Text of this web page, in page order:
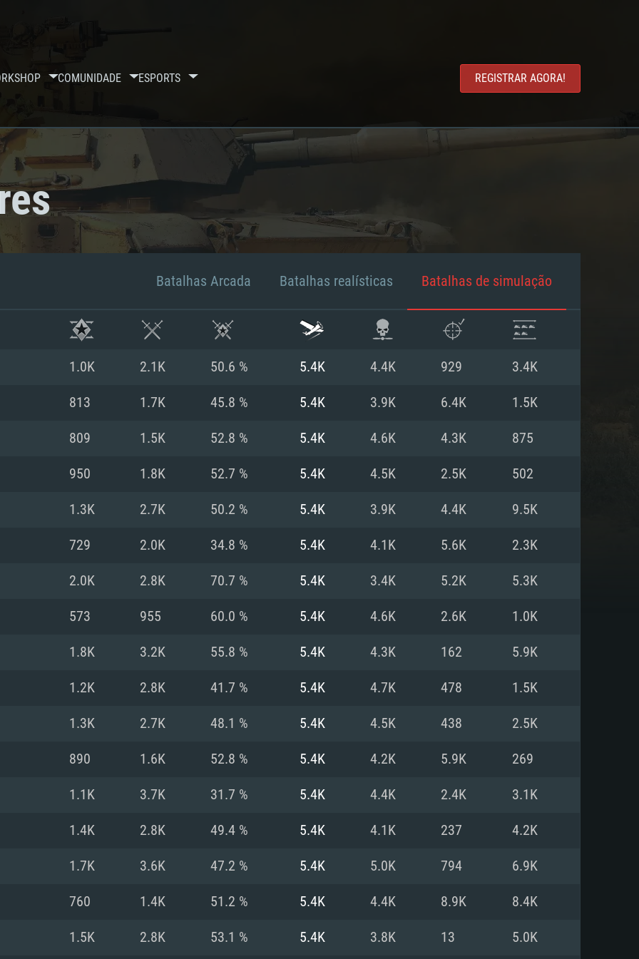
COMUNIDADE ESPORTS REGISTRAR AGORA!
DE SISTEMA
Resolução
Recomendado
superior
Memória: 16 GB ou mais
Placa Gráfica: Placa com DirectX 11 ou superior;
Nvidia GeForce 1060 ou superior, Radeon RX 570
(Intel Xeon
Metal.
Recomendado
mais recente
Processador: Core i7 (Intel Xeon não suportado)
Memória: 8 GB
Placa Gráfica: Radeon Vega II ou superior com
suporte Metal.
Network: Internet de banda larga.
drivers mais
equivalentes
mínima
Recomendado
recentes (não mais de 6 meses) / equivalentes
AMD (Radeon RX 570) com os drivers mais
Vulkan.
Batalhas Arcada Batalhas realísticas Batalhas de simulação
1.0K 2.1K 50.6 % 5.4K 4.4K 929 3.4K
813 1.7K 45.8 % 5.4K 3.9K 6.4K 1.5K
809 1.5K 52.8 % 5.4K 4.6K 4.3K 875
950 1.8K 52.7 % 5.4K 4.5K 2.5K 502
1.3K 2.7K 50.2 % 5.4K 3.9K 4.4K 9.5K
729 2.0K 34.8 % 5.4K 4.1K 5.6K 2.3K
2.0K 2.8K 70.7 % 5.4K 3.4K 5.2K 5.3K
573 955 60.0 % 5.4K 4.6K 2.6K 1.0K
1.8K 3.2K 55.8 % 5.4K 4.3K 162 5.9K
1.2K 2.8K 41.7 % 5.4K 4.7K 478 1.5K
1.3K 2.7K 48.1 % 5.4K 4.5K 438 2.5K
890 1.6K 52.8 % 5.4K 4.2K 5.9K 269
1.1K 3.7K 31.7 % 5.4K 4.4K 2.4K 3.1K
1.4K 2.8K 49.4 % 5.4K 4.1K 237 4.2K
1.7K 3.6K 47.2 % 5.4K 5.0K 794 6.9K
760 1.4K 51.2 % 5.4K 4.4K 8.9K 8.4K
1.5K 2.8K 53.1 % 5.4K 3.8K 13 5.0K